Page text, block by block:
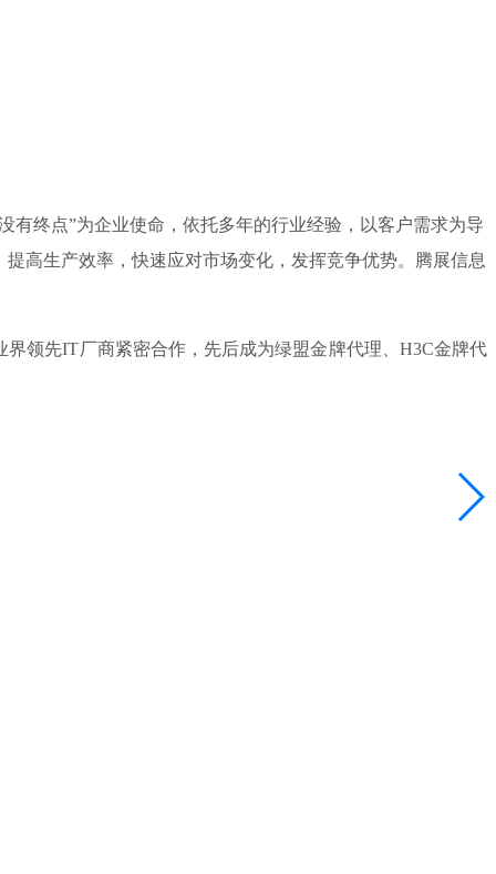
终点”为企业使命，依托多年的行业经验，以客户需求为导
高生产效率，快速应对市场变化，发挥竞争优势。腾展信息
领先IT厂商紧密合作，先后成为绿盟金牌代理、H3C金牌代